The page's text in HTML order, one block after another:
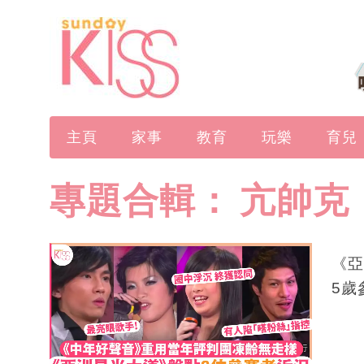
主頁 家事 教育 玩樂 育兒
專題合輯： 亢帥克
《
5歲